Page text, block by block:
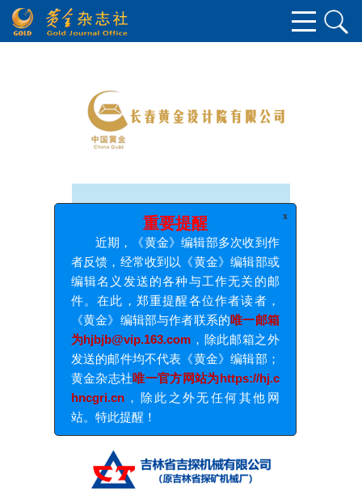
重要提醒
近期，《黄金》编辑部多次收到作
者反馈，经常收到以《黄金》编辑部或
编辑名义发送的各种与工作无关的邮
件。在此，郑重提醒各位作者读者，
《黄金》编辑部与作者联系的唯一邮箱
为hjbjb@vip.163.com，除此邮箱之外
发送的邮件均不代表《黄金》编辑部；
唯一官方网站为https://hj.c
hncgri.cn，除此之外无任何其他网